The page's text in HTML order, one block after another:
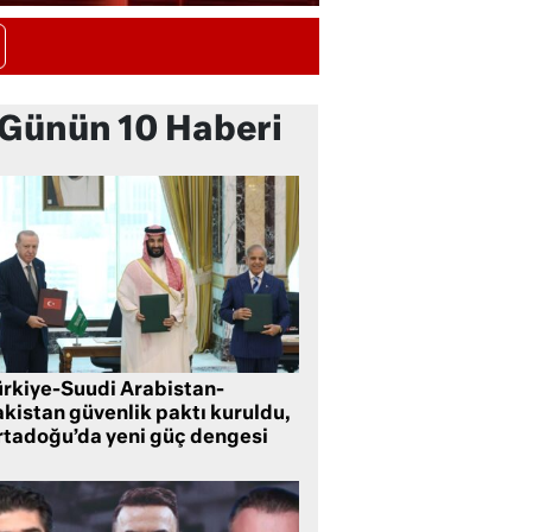
10 Haberi
Suudi Arabistan-
güvenlik paktı kuruldu,
yeni güç dengesi